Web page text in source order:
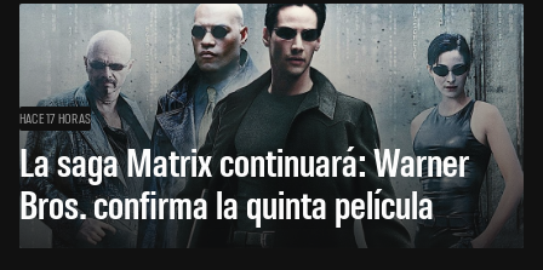
HACE 17 HORAS
La saga Matrix continuará: Warner
Bros. confirma la quinta película